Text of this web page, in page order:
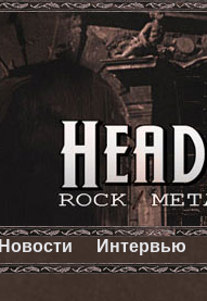
Новости Интервью